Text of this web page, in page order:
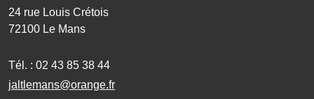
24 rue Louis Crétois
72100 Le Mans
Tél. : 02 43 85 38 44
jaltlemans@orange.fr